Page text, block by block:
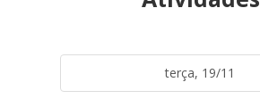
terça, 19/11